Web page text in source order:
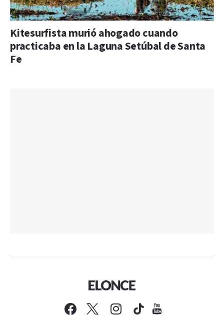
Kitesurfista murió ahogado cuando
practicaba en la Laguna Setúbal de Santa
Fe